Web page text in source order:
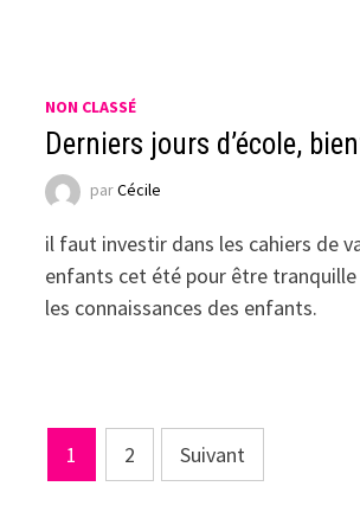
NON CLASSÉ
Derniers jours d’école,
parCécile
il faut investir dans les cahiers de
enfants cet été pour être
les connaissances des enfants.
Pagination
des
1 2 Suivant